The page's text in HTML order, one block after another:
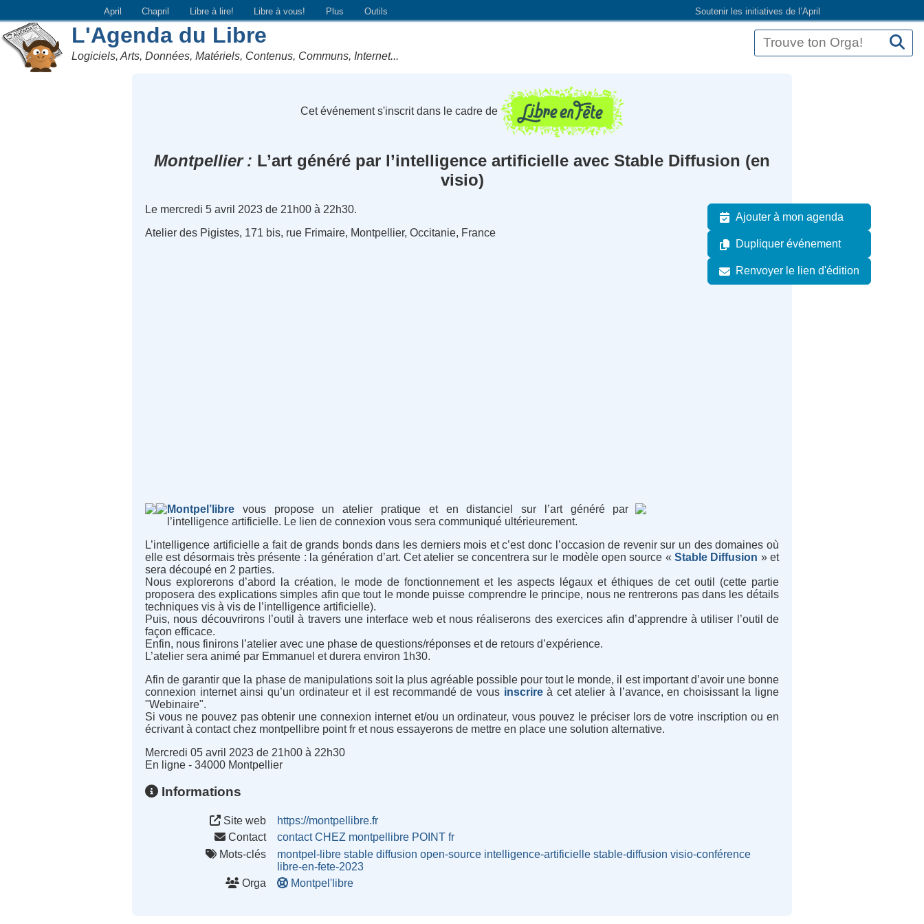
Soutenir les initiatives de l’April
April Chapril Libre à lire! Libre à vous! Plus Outils
L'Agenda du Libre
Logiciels, Arts, Données, Matériels, Contenus, Communs, Internet...
Cet événement s'inscrit dans le cadre de
Montpellier
L’art généré par l’intelligence artificielle avec Stable Diffusion (en
visio)
Ajouter à mon agenda
Dupliquer événement
Renvoyer le lien d'édition
Le mercredi 5 avril 2023 de 21h00 à 22h30.
Atelier des Pigistes, 171 bis, rue Frimaire, Montpellier, Occitanie, France
Montpel’libre vous propose un atelier pratique et en distanciel sur l’art généré par
l’intelligence artificielle. Le lien de connexion vous sera communiqué ultérieurement.
L’intelligence artificielle a fait de grands bonds dans les derniers mois et c’est donc l’occasion de revenir sur un des domaines où
elle est désormais très présente : la génération d’art. Cet atelier se concentrera sur le modèle open source « Stable Diffusion » et
sera découpé en 2 parties.
Nous explorerons d’abord la création, le mode de fonctionnement et les aspects légaux et éthiques de cet outil (cette partie
proposera des explications simples afin que tout le monde puisse comprendre le principe, nous ne rentrerons pas dans les détails
techniques vis à vis de l’intelligence artificielle).
Puis, nous découvrirons l’outil à travers une interface web et nous réaliserons des exercices afin d’apprendre à utiliser l’outil de
façon efficace.
Enfin, nous finirons l’atelier avec une phase de questions/réponses et de retours d’expérience.
L’atelier sera animé par Emmanuel et durera environ 1h30.
Afin de garantir que la phase de manipulations soit la plus agréable possible pour tout le monde, il est important d’avoir une bonne
connexion internet ainsi qu’un ordinateur et il est recommandé de vous inscrireà cet atelier à l’avance, en choisissant la ligne
"Webinaire".
Si vous ne pouvez pas obtenir une connexion internet et/ou un ordinateur, vous pouvez le préciser lors de votre inscription ou en
écrivant à contact chez montpellibre point fr et nous essayerons de mettre en place une solution alternative.
Mercredi 05 avril 2023 de 21h00 à 22h30
En ligne - 34000 Montpellier
Informations
Site web
https://montpellibre.fr
Contact
contact CHEZ montpellibre POINT fr
Mots-clés
montpel-libre stable diffusion open-source intelligence-artificielle stable-diffusion visio-conférence
libre-en-fete-2023
Orga
Montpel'libre